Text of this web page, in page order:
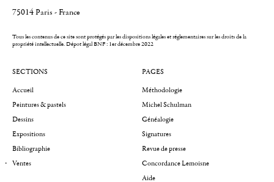
75014 Paris - France
Tous les contenus de ce site sont protégés par les dispositions légales et réglementaires sur les droits de la
propriété intellectuelle.Dépot légal BNF : 1er décembre 2022
SECTIONS
Accueil
Peintures & pastels
Dessins
Expositions
Bibliographie
Ventes
PAGES
Méthodologie
Michel Schulman
Généalogie
Signatures
Revue de presse
Concordance Lemoisne
Aide